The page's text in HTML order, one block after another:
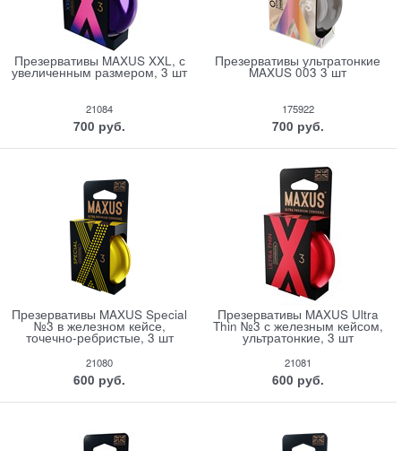
Презервативы MAXUS XXL, с
увеличенным размером, 3 шт
21084
700 руб.
Презервативы ультратонкие
MAXUS 003 3 шт
175922
700 руб.
Презервативы MAXUS Special
№3 в железном кейсе,
точечно-ребристые, 3 шт
21080
600 руб.
Презервативы MAXUS Ultra
Thin №3 с железным кейсом,
ультратонкие, 3 шт
21081
600 руб.